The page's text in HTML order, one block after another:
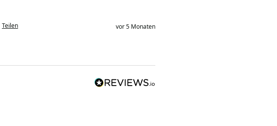
Teilen vor 5 Monaten